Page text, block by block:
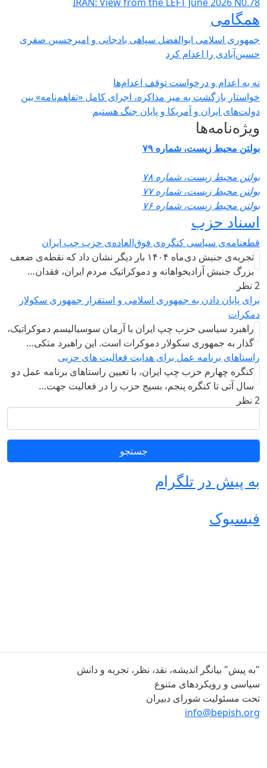
همگامی
جمهوری اسلامی ابوالفضل سپاهی بادجانی و امیرحسین صفری
حسین‌آبادی را اعدام کرد
نه به اعدام و درخواست توقف اعدام‌ها
خواستار بازگشت به میز مذاکره، اجرای کامل «تفاهم‌نامه» بین
دولت‌های ایران و آمریکا و پایان جنگ هستیم
ویژه‌نامه‌ها
بولتن محیط زیست، شماره ۷۹
بولتن محیط زیست، شماره ۷۸
بولتن محیط زیست، شماره ۷۷
بولتن محیط زیست، شماره ۷۶
اسناد حزب
قطعنامه‌ی سیاسی کنگره‌ی فوق‌العاده‌ی حزب چپ ایران
تجربه‌ی جنبش دی‌ماه ۱۴۰۴ بار دیگر نشان داد که نقطه‌ی ضعف
بزرگ جنبش آزادیخواهانه و دموکراتیک مردم ایران، فقدان…
2 نظر
برای پایان دادن به جمهوری اسلامی و استقرار جمهوری سکولار
دمکرات
راهبرد سياسی حزب چپ ایران با آرمان سوسیالیسم دموکراتیک،
گذار به جمهوری سکولار دموکرات است. این راهبرد متکی…
راستاهای برنامه عمل برای هدایت فعالیت های حزبی
کنگره چهارم حزب چپ ایران، با تعیین راستاهای برنامه عمل دو
سال آتی تا کنگره پنجم، بسیج حزب را در فعالیت جهت…
2 نظر
به پیش در تلگرام
فیسبوک
"به پیش" بیانگر اندیشه، نقد، نظر، تجربه و دانش
سیاسی و رویکردهای متنوع
تحت مسئولیت شورای دبیران
info@bepish.org